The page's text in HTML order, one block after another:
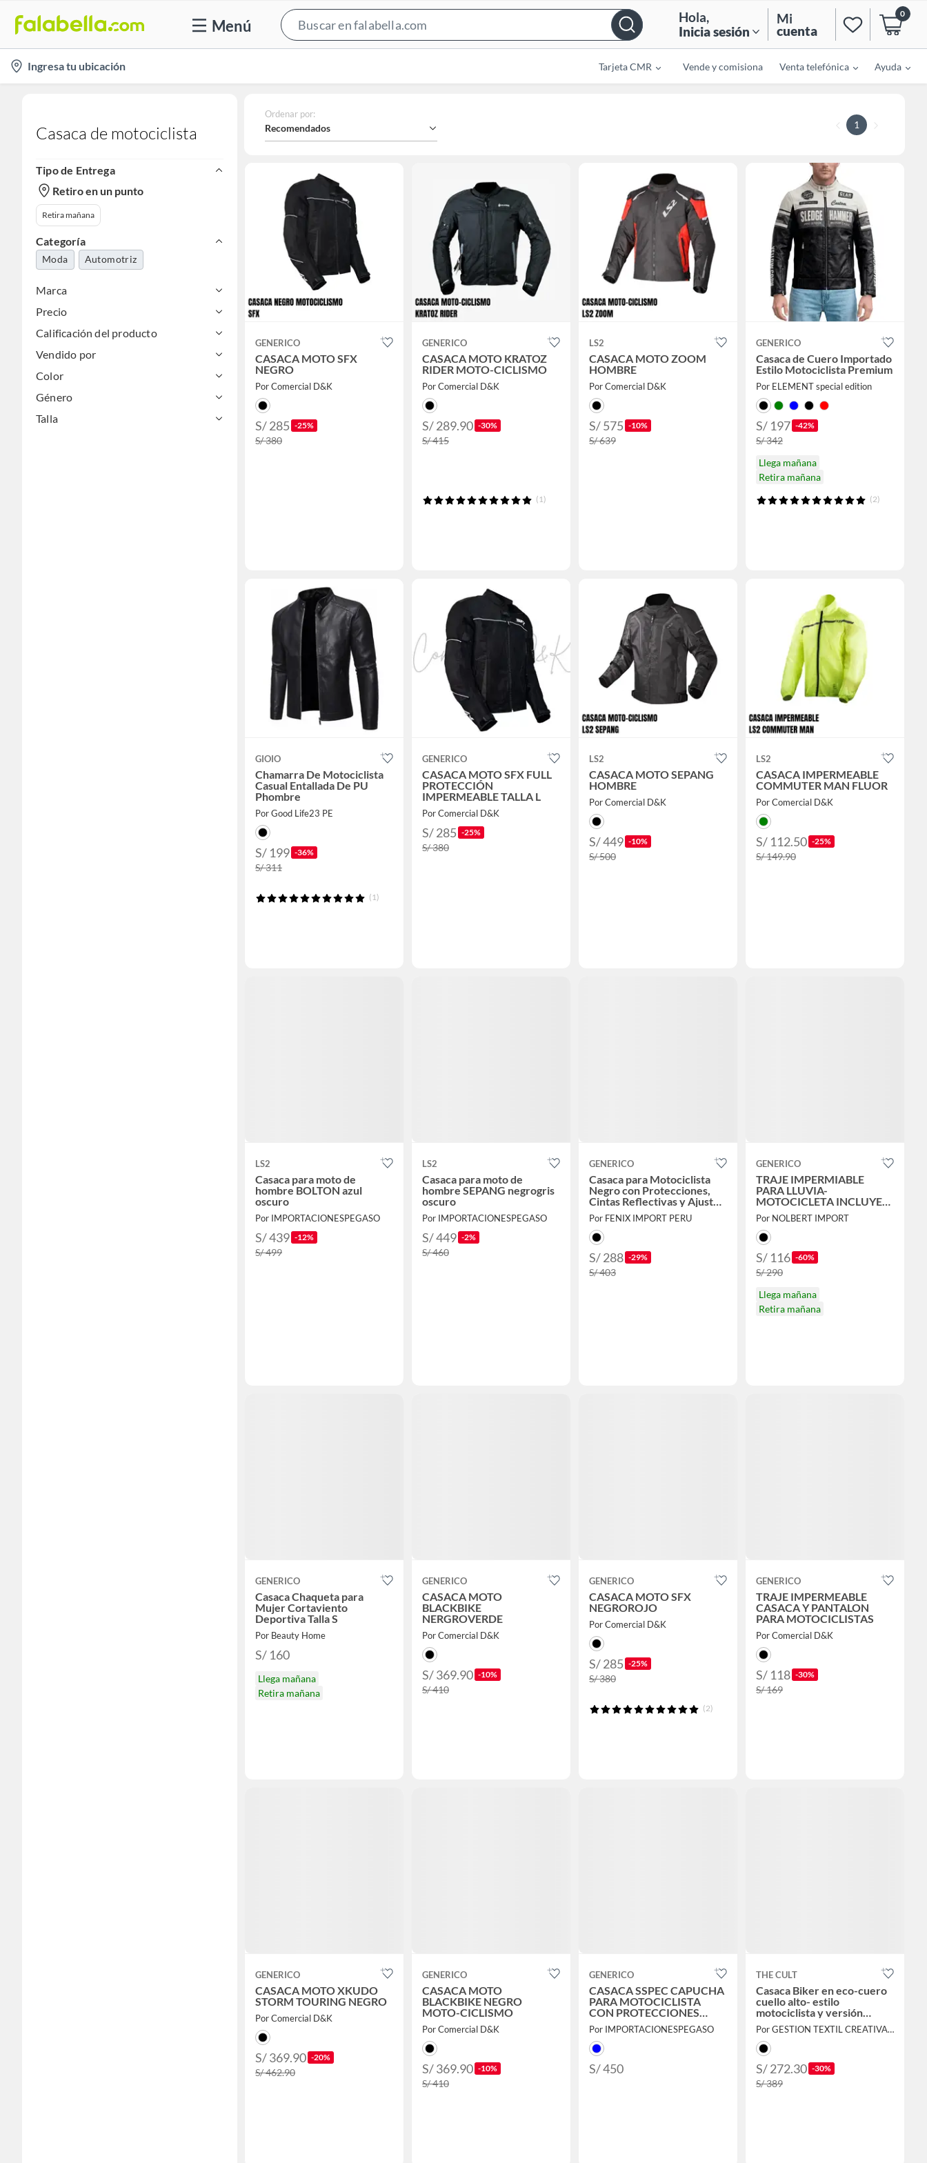
Menú
Bar
Hola,
Inicia sesión
Mi
cuenta
0
location-
icon
Ingresa tu ubicación Tarjeta CMR Vende y comisiona Venta telefónica Ayuda
Casaca de motociclista
Tipo de Entrega
Retiro en un punto
Retira mañana
Categoría
Moda Automotriz
Marca
Precio
Calificación del producto
Vendido por
Color
Género
Talla
Ordenar por:
Recomendados 1
GENERICO
CASACA MOTO SFX
NEGRO
Por Comercial D&K
S/ 285 -25%
S/ 380
GENERICO
CASACA MOTO KRATOZ
RIDER MOTO-CICLISMO
Por Comercial D&K
S/ 289.90 -30%
S/ 415
(1)
LS2
CASACA MOTO ZOOM
HOMBRE
Por Comercial D&K
S/ 575 -10%
S/ 639
GENERICO
Casaca de Cuero Importado
Estilo Motociclista Premium
Por ELEMENT special edition
S/ 197 -42%
S/ 342
Llega mañana
Retira mañana
(2)
GIOIO
Chamarra De Motociclista
Casual Entallada De PU
Phombre
Por Good Life23 PE
S/ 199 -36%
S/ 311
(1)
GENERICO
CASACA MOTO SFX FULL
PROTECCIÓN
IMPERMEABLE TALLA L
Por Comercial D&K
S/ 285 -25%
S/ 380
LS2
CASACA MOTO SEPANG
HOMBRE
Por Comercial D&K
S/ 449 -10%
S/ 500
LS2
CASACA IMPERMEABLE
COMMUTER MAN FLUOR
Por Comercial D&K
S/ 112.50 -25%
S/ 149.90
LS2
Casaca para moto de
hombre BOLTON azul
oscuro
Por IMPORTACIONESPEGASO
S/ 439 -12%
S/ 499
LS2
Casaca para moto de
hombre SEPANG negrogris
oscuro
Por IMPORTACIONESPEGASO
S/ 449 -2%
S/ 460
GENERICO
Casaca para Motociclista
Negro con Protecciones,
Cintas Reflectivas y Ajustes
de Velcro KRATOZ KC-
CPIMP-SF-N-L Talla L
Por FENIX IMPORT PERU
S/ 288 -29%
S/ 403
GENERICO
TRAJE IMPERMIABLE
PARA LLUVIA-
MOTOCICLETA INCLUYE
CHAQUETA +PANATALON
+ FUNDA DE ZAPATO
Por NOLBERT IMPORT
S/ 116 -60%
S/ 290
Llega mañana
Retira mañana
GENERICO
Casaca Chaqueta para
Mujer Cortaviento
Deportiva Talla S
Por Beauty Home
S/ 160
Llega mañana
Retira mañana
GENERICO
CASACA MOTO
BLACKBIKE
NERGROVERDE
Por Comercial D&K
S/ 369.90 -10%
S/ 410
GENERICO
CASACA MOTO SFX
NEGROROJO
Por Comercial D&K
S/ 285 -25%
S/ 380
(2)
GENERICO
TRAJE IMPERMEABLE
CASACA Y PANTALON
PARA MOTOCICLISTAS
Por Comercial D&K
S/ 118 -30%
S/ 169
GENERICO
CASACA MOTO XKUDO
STORM TOURING NEGRO
Por Comercial D&K
S/ 369.90 -20%
S/ 462.90
GENERICO
CASACA MOTO
BLACKBIKE NEGRO
MOTO-CICLISMO
Por Comercial D&K
S/ 369.90 -10%
S/ 410
GENERICO
CASACA SSPEC CAPUCHA
PARA MOTOCICLISTA
CON PROTECCIONES
CERTIFICADA
Por IMPORTACIONESPEGASO
S/ 450
THE CULT
Casaca Biker en eco-cuero
cuello alto- estilo
motociclista y versión
moderna
Por GESTION TEXTIL CREATIVA SAC
S/ 272.30 -30%
S/ 389